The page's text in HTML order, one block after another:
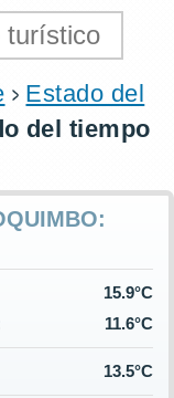
Estado del
del tiempo
15.9°C
11.6°C
13.5°C